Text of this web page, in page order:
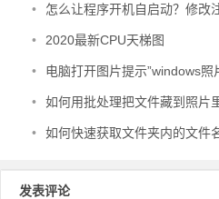
• 怎么让程序开机自启动？修改注
• 2020最新CPU天梯图
• 电脑打开图片提示”windows照片查看器无法显示
• 如何用批处理把文件藏到照片
• 如何快速获取文件夹内的文件
发表评论